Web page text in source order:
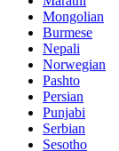
Mongolian
Burmese
Nepali
Norwegian
Pashto
Persian
Punjabi
Serbian
Sesotho